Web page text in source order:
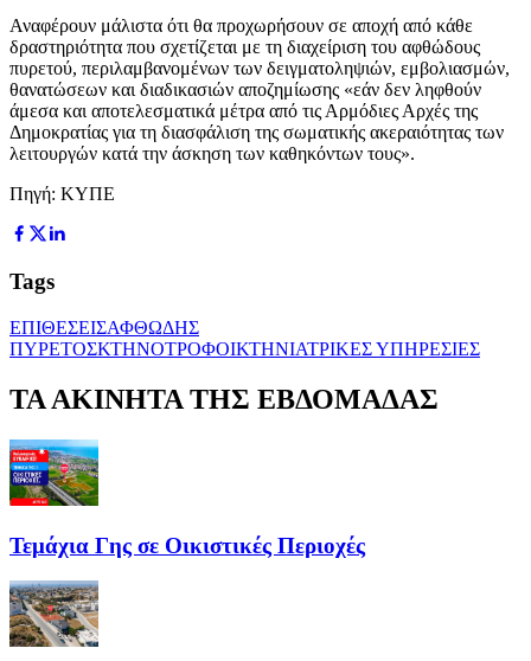
Αναφέρουν μάλιστα ότι θα προχωρήσουν σε αποχή από κάθε
δραστηριότητα που σχετίζεται με τη διαχείριση του αφθώδους
πυρετού, περιλαμβανομένων των δειγματοληψιών, εμβολιασμών,
θανατώσεων και διαδικασιών αποζημίωσης «εάν δεν ληφθούν
άμεσα και αποτελεσματικά μέτρα από τις Αρμόδιες Αρχές της
Δημοκρατίας για τη διασφάλιση της σωματικής ακεραιότητας των
λειτουργών κατά την άσκηση των καθηκόντων τους».
Πηγή: ΚΥΠΕ
Tags
ΕΠΙΘΕΣΕΙΣΑΦΘΩΔΗΣ
ΠΥΡΕΤΟΣΚΤΗΝΟΤΡΟΦΟΙΚΤΗΝΙΑΤΡΙΚΕΣ ΥΠΗΡΕΣΙΕΣ
ΤΑ ΑΚΙΝΗΤΑ ΤΗΣ ΕΒΔΟΜΑΔΑΣ
Τεμάχια Γης σε Οικιστικές Περιοχές